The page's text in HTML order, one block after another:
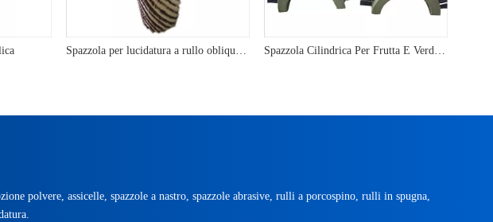
Spazzola per lucidatura a rullo obliquo in carta vetrata Sisal per lucidatrice per legno Spazzola Cilindrica Per Frutta E Verdura
polvere, assicelle, spazzole a nastro, spazzole abrasive, rulli a porcospino, rulli in spugna,